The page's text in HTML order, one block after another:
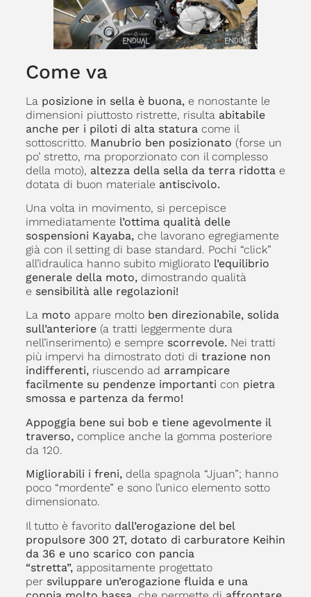
Come va
La posizione in sella è buona, e nonostante le
dimensioni piuttosto ristrette, risulta abitabile
anche per i piloti di alta statura come il
sottoscritto. Manubrio ben posizionato (forse un
po’ stretto, ma proporzionato con il complesso
della moto), altezza della sella da terra ridotta e
dotata di buon materiale antiscivolo.
Una volta in movimento, si percepisce
immediatamente l’ottima qualità delle
sospensioni Kayaba,che lavorano egregiamente
già con il setting di base standard. Pochi “click”
all’idraulica hanno subito migliorato l’equilibrio
generale della moto,dimostrando qualità
e sensibilità alle regolazioni!
La moto appare molto ben direzionabile, solida
sull’anteriore(a tratti leggermente dura
nell’inserimento) e sempre scorrevole. Nei tratti
più impervi ha dimostrato doti di trazione non
indifferenti, riuscendo ad arrampicare
facilmente su pendenze importanti con pietra
smossa e partenza da fermo!
Appoggia bene sui bob e tiene agevolmente il
traverso, complice anche la gomma posteriore
da 120.
Migliorabili i freni, della spagnola “Jjuan”; hanno
poco “mordente” e sono l’unico elemento sotto
dimensionato.
Il tutto è favorito dall’erogazione del bel
propulsore 300 2T, dotato di carburatore Keihin
da 36 e uno scarico con pancia
“stretta”, appositamente progettato
per sviluppare un’erogazione fluida e una